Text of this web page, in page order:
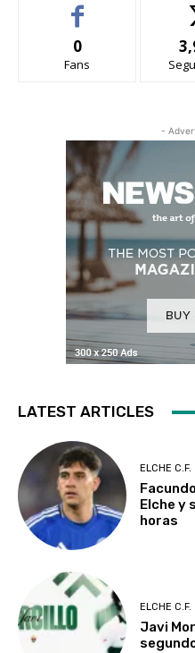
0
Fans
-
LATEST ARTICLES
ELCHE C.F.
Elche y
horas
ELCHE C.F.
Javi